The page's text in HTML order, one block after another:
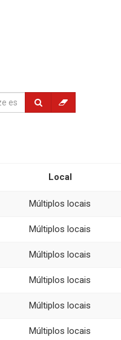
Local
Múltiplos locais
Múltiplos locais
Múltiplos locais
Múltiplos locais
Múltiplos locais
Múltiplos locais